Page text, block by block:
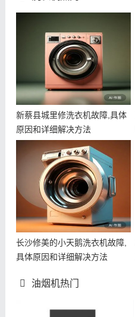
新蔡县城里修洗衣机故障,具体
原因和详细解决方法
长沙修美的小天鹅洗衣机故障,
具体原因和详细解决方法
油烟机热门